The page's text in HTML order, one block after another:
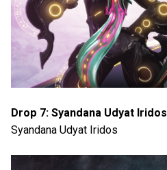
Drop 7: Syandana Udyat Iridos
Syandana Udyat Iridos